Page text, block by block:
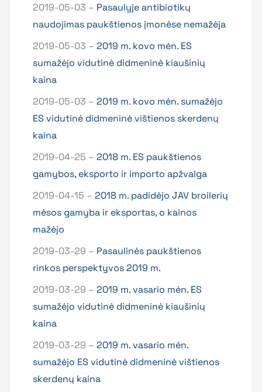
2019-05-03 – Pasaulyje antibiotikų
naudojimas paukštienos įmonėse nemažėja
2019-05-03 – 2019 m. kovo mėn. ES
sumažėjo vidutinė didmeninė kiaušinių
kaina
2019-05-03 – 2019 m. kovo mėn. sumažėjo
ES vidutinė didmeninė vištienos skerdenų
kaina
2019-04-25 – 2018 m. ES paukštienos
gamybos, eksporto ir importo apžvalga
2019-04-15 – 2018 m. padidėjo JAV broilerių
mėsos gamyba ir eksportas, o kainos
mažėjo
2019-03-29 – Pasaulinės paukštienos
rinkos perspektyvos 2019 m.
2019-03-29 – 2019 m. vasario mėn. ES
sumažėjo vidutinė didmeninė kiaušinių
kaina
2019-03-29 – 2019 m. vasario mėn.
sumažėjo ES vidutinė didmeninė vištienos
skerdenų kaina